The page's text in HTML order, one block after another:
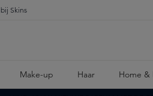
Skins
Make-up Haar Home &